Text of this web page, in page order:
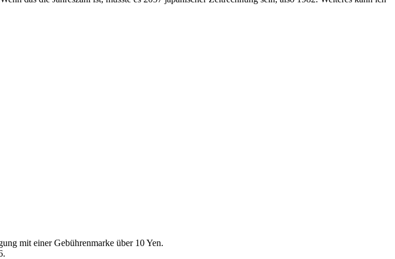
mit einer Gebührenmarke über 10 Yen.